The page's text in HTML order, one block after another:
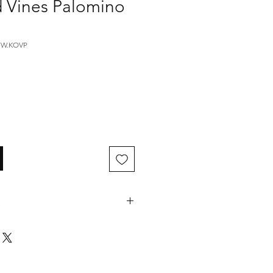
Vines Palomino
cadeauverpakking toe aan